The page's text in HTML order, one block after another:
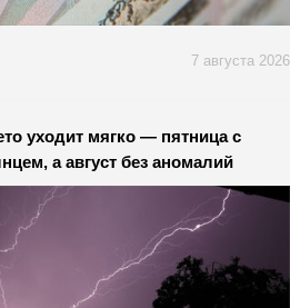
7 августа 2026
уходит мягко — пятница с
а август без аномалий